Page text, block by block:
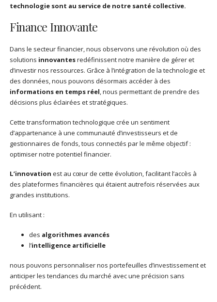
technologie sont au service de notre santé collective.
Finance Innovante
Dans le secteur financier, nous observons une révolution où des
solutions innovantesredéfinissent notre manière de gérer et
d’investir nos ressources. Grâce à l’intégration de la technologie et
des données, nous pouvons désormais accéder à des
informations en temps réel, nous permettant de prendre des
décisions plus éclairées et stratégiques.
Cette transformation technologique crée un sentiment
d’appartenance à une communauté d’investisseurs et de
gestionnaires de fonds, tous connectés par le même objectif :
optimiser notre potentiel financier.
L’innovation est au cœur de cette évolution, facilitant l’accès à
des plateformes financières qui étaient autrefois réservées aux
grandes institutions.
En utilisant :
des algorithmes avancés
l’intelligence artificielle
nous pouvons personnaliser nos portefeuilles d’investissement et
anticiper les tendances du marché avec une précision sans
précédent.